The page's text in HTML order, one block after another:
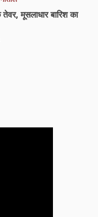
मूसलाधार बारिश का